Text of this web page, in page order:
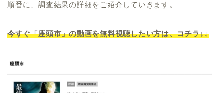
順番に、調査結果の詳細をご紹介していきます。
今すぐ「座頭市」の動画を無料視聴したい方は、コチラ↓↓